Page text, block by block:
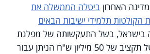
האחרון ביטלה הממשלה את
הקולטות תלמידי ישיבות הבאים
בישראל, בשל התעקשותה של מפלגת
"יש עתיד". כך בוטל תקציב של 50 מיליון ש"ח הניתן עבור